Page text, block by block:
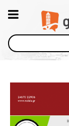
Αναζήτηση